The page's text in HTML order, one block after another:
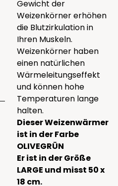
Gewicht der
Weizenkörner erhöhen
die Blutzirkulation in
Ihren Muskeln.
Weizenkörner haben
einen natürlichen
Wärmeleitungseffekt
und können hohe
Temperaturen lange
halten.
Dieser Weizenwärmer
ist in der Farbe
OLIVEGRÜN
Er ist in der Größe
LARGE und misst 50 x
18 cm.